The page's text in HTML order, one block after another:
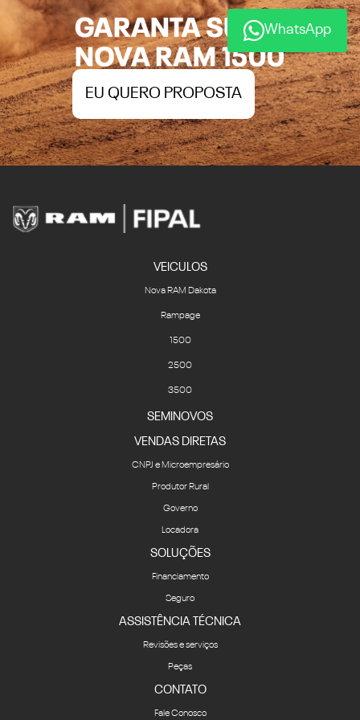
EU QUERO PROPOSTA
VEICULOS
Nova RAM Dakota
Rampage
1500
2500
3500
SEMINOVOS
VENDAS DIRETAS
CNPJ e Microempresário
Produtor Rural
Governo
Locadora
SOLUÇÕES
Financiamento
Seguro
ASSISTÊNCIA TÉCNICA
Revisões e serviços
Peças
CONTATO
Fale Conosco
WhatsApp